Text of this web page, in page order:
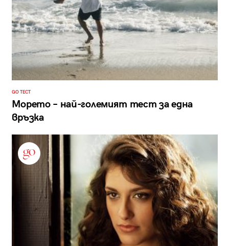
GO ТЕСТ
Морето – най-големият тест за една
връзка